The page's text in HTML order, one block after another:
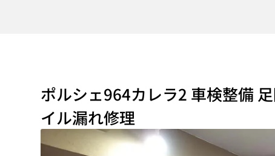
ポルシェ964カレラ2 車検整備
イル漏れ修理